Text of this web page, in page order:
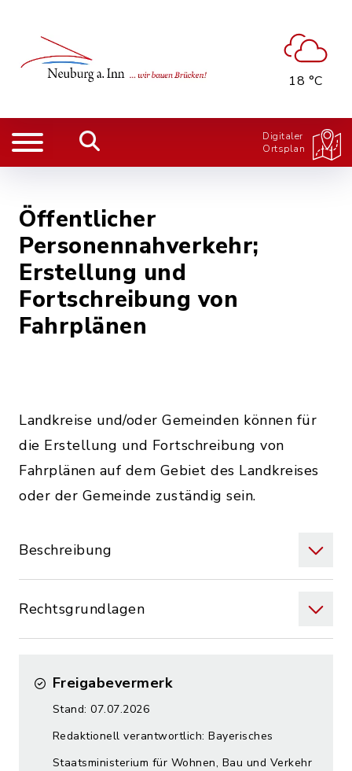
18 °C
Digitaler
Ortsplan
Öffentlicher
Personennahverkehr;
Erstellung und
Fortschreibung von
Fahrplänen
Landkreise und/oder Gemeinden können für
die Erstellung und Fortschreibung von
Fahrplänen auf dem Gebiet des Landkreises
oder der Gemeinde zuständig sein.
Beschreibung
Rechtsgrundlagen
Freigabevermerk
Stand: 07.07.2026
Redaktionell verantwortlich: Bayerisches
Staatsministerium für Wohnen, Bau und Verkehr